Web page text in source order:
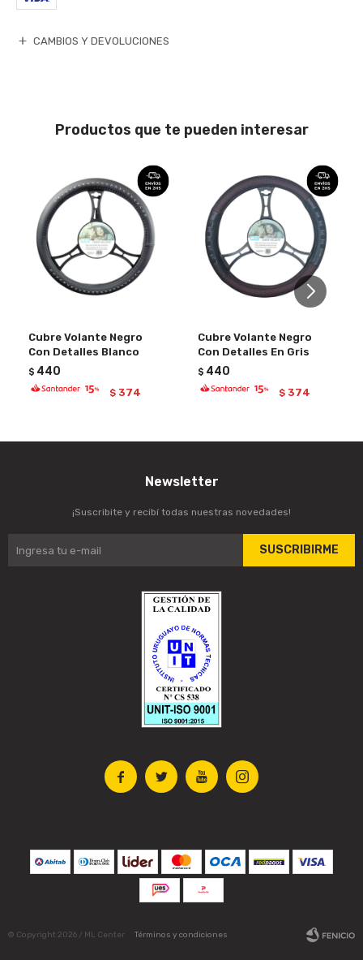
CAMBIOS Y DEVOLUCIONES
Productos que te pueden interesar
Cubre Volante Negro
Con Detalles Blanco
$ 440
$ 374
Cubre Volante Negro
Con Detalles En Gris
$ 440
$ 374
   
Newsletter
¡Suscribite y recibí todas nuestras novedades!
SUSCRIBIRME
© Copyright 2026 / ML Center Términos y condiciones